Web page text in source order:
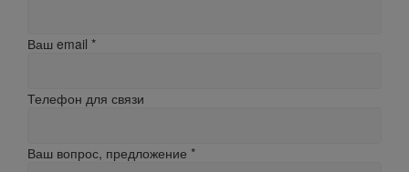
Ваш email *
Телефон для связи
Ваш вопрос, предложение *